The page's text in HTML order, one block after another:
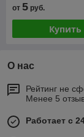
от 5 руб.
Купить
О нас
Рейтинг не
Менее 5
Работает с